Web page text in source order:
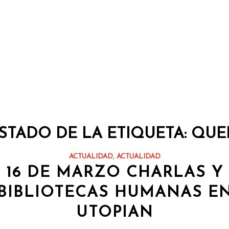
DE LA ETIQUETA:
ACTUALIDAD, ACTUALIDAD
16 DE MARZO CHARLAS Y
HUMANAS
UTOPIAN